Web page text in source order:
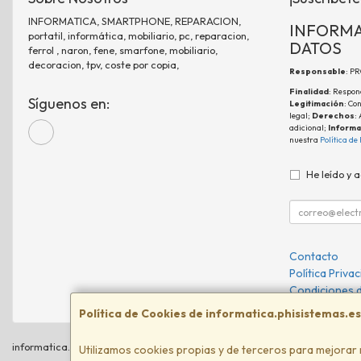
Política de Cookies de informatica.phisistemas.es
Utilizamos cookies propias y de terceros para mejorar
INFORMATICA, SMARTPHONE, REPARACION,
portatil, informática, mobiliario, pc, reparacion,
ferrol , naron, fene, smarfone, mobiliario,
decoracion, tpv, coste por copia,
Síguenos en:
DATOS
Responsable:
Finalidad:
Legitimación:
legal; Derechos:
adicional;
nuestra Política
He leído y
Contacto
Política
Condiciones
informatica.phisistemas.es © 2026